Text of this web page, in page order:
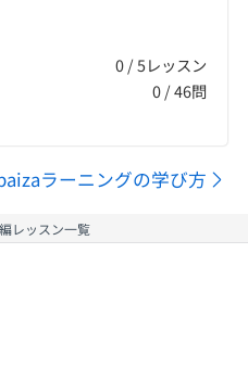
0 / 5レッスン
0/46問
ラーニングの学び方
レッスン一覧